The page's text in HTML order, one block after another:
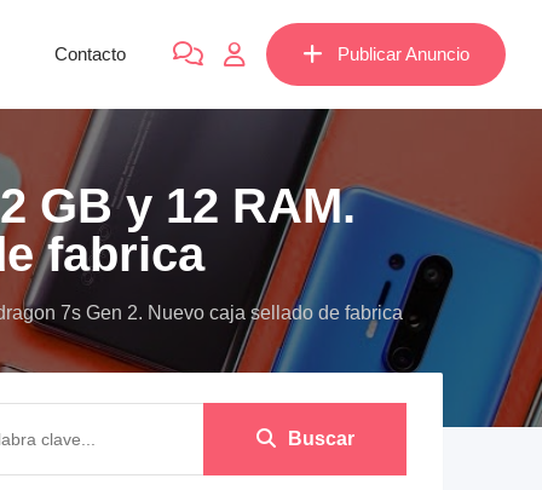
Publicar Anuncio
Contacto
GB y 12 RAM.
fabrica
7s Gen 2. Nuevo caja sellado de fabrica
Buscar